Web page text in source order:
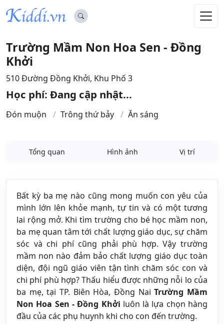
Trường Mầm Non Hoa Sen - Đồng
Khởi
510 Đường Đồng Khởi, Khu Phố 3
Học phí: Đang cập nhật...
Đón muộn Trông thứ bảy Ăn sáng
Tổng quan Hình ảnh Vị trí
Bất kỳ ba mẹ nào cũng mong muốn con yêu của
mình lớn lên khỏe mạnh, tự tin và có một tương
lai rộng mở. Khi tìm trường cho bé học mầm non,
ba mẹ quan tâm tới chất lượng giáo dục, sự chăm
sóc và chi phí cũng phải phù hợp. Vậy trường
mầm non nào đảm bảo chất lượng giáo dục toàn
diện, đội ngũ giáo viên tận tình chăm sóc con và
chi phí phù hợp? Thấu hiểu được những nỗi lo của
ba mẹ, tại TP. Biên Hòa, Đồng NaiTrường Mầm
Non Hoa Sen - Đồng Khởi luôn là lựa chọn hàng
đầu của các phụ huynh khi cho con đến trường.